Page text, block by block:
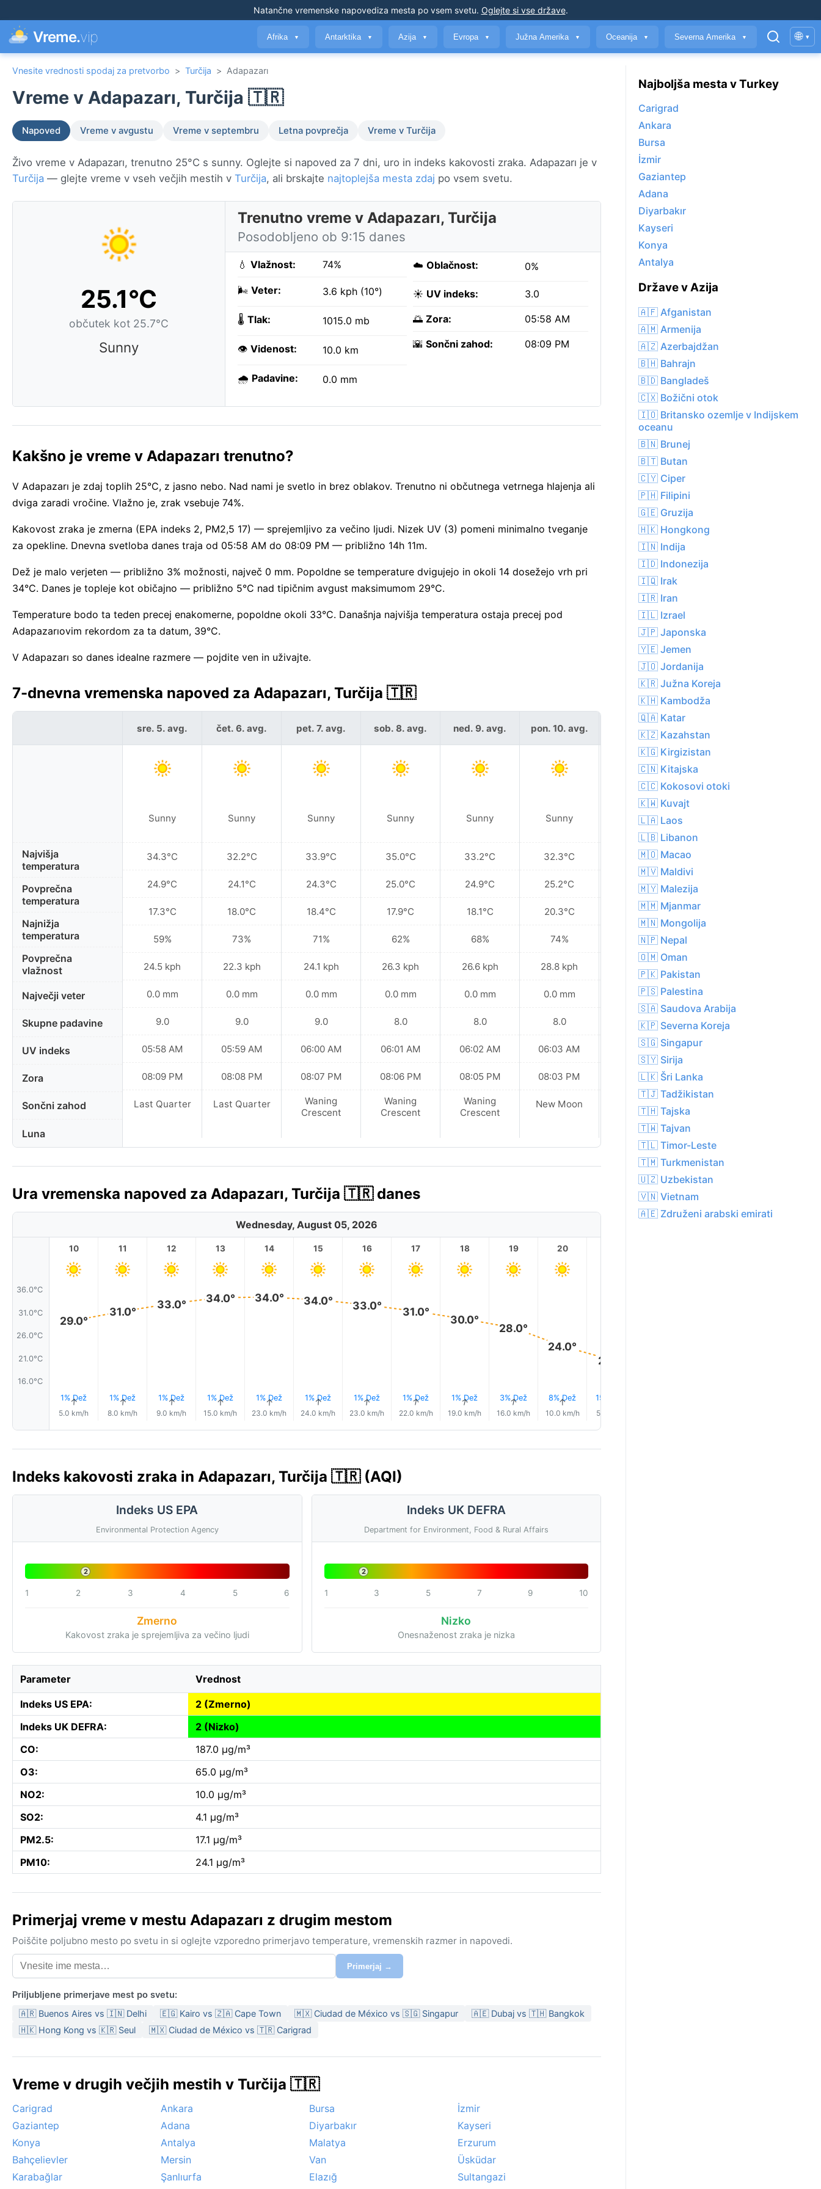
Natančne vremenske napovediza mesta po vsem svetu. Oglejte si vse države.
Vreme.vip Afrika ▼ Antarktika ▼ Azija ▼ Evropa ▼ Južna Amerika ▼ Oceanija ▼ Severna Amerika ▼ 🌐 ▾
Vnesite vrednosti spodaj za pretvorbo > Turčija > Adapazarı
Vreme v Adapazarı, Turčija 🇹🇷
Napoved Vreme v avgustu Vreme v septembru Letna povprečja Vreme v Turčija
Živo vreme v Adapazarı, trenutno 25°C s sunny. Oglejte si napoved za 7 dni, uro in indeks kakovosti zraka. Adapazarı je v
Turčija — glejte vreme v vseh večjih mestih v Turčija, ali brskajte najtoplejša mesta zdaj po vsem svetu.
25.1°C
občutek kot 25.7°C
Sunny
Trenutno vreme v Adapazarı, Turčija
Posodobljeno ob 9:15 danes
💧 Vlažnost: 74%
🌬️ Veter: 3.6 kph (10°)
🌡️ Tlak: 1015.0 mb
👁️ Videnost: 10.0 km
🌧️ Padavine: 0.0 mm
☁️ Oblačnost: 0%
☀️ UV indeks: 3.0
🌅 Zora: 05:58 AM
🌇 Sončni zahod: 08:09 PM
Kakšno je vreme v Adapazarı trenutno?
V Adapazarı je zdaj toplih 25°C, z jasno nebo. Nad nami je svetlo in brez oblakov. Trenutno ni občutnega vetrnega hlajenja ali
dviga zaradi vročine. Vlažno je, zrak vsebuje 74%.
Kakovost zraka je zmerna (EPA indeks 2, PM2,5 17) — sprejemljivo za večino ljudi. Nizek UV (3) pomeni minimalno tveganje
za opekline. Dnevna svetloba danes traja od 05:58 AM do 08:09 PM — približno 14h 11m.
Dež je malo verjeten — približno 3% možnosti, največ 0 mm. Popoldne se temperature dvigujejo in okoli 14 dosežejo vrh pri
34°C. Danes je topleje kot običajno — približno 5°C nad tipičnim avgust maksimumom 29°C.
Temperature bodo ta teden precej enakomerne, popoldne okoli 33°C. Današnja najvišja temperatura ostaja precej pod
Adapazarıovim rekordom za ta datum, 39°C.
V Adapazarı so danes idealne razmere — pojdite ven in uživajte.
7-dnevna vremenska napoved za Adapazarı, Turčija 🇹🇷
Najvišja
temperatura
Povprečna
temperatura
Najnižja
temperatura
Povprečna
vlažnost
Največji veter
Skupne padavine
UV indeks
Zora
Sončni zahod
Luna
sre. 5. avg.
Sunny
34.3°C
24.9°C
17.3°C
59%
24.5 kph
0.0 mm
9.0
05:58 AM
08:09 PM
Last Quarter
čet. 6. avg.
Sunny
32.2°C
24.1°C
18.0°C
73%
22.3 kph
0.0 mm
9.0
05:59 AM
08:08 PM
Last Quarter
pet. 7. avg.
Sunny
33.9°C
24.3°C
18.4°C
71%
24.1 kph
0.0 mm
9.0
06:00 AM
08:07 PM
Waning
Crescent
sob. 8. avg.
Sunny
35.0°C
25.0°C
17.9°C
62%
26.3 kph
0.0 mm
8.0
06:01 AM
08:06 PM
Waning
Crescent
ned. 9. avg.
Sunny
33.2°C
24.9°C
18.1°C
68%
26.6 kph
0.0 mm
8.0
06:02 AM
08:05 PM
Waning
Crescent
pon. 10. avg.
Sunny
32.3°C
25.2°C
20.3°C
74%
28.8 kph
0.0 mm
8.0
06:03 AM
08:03 PM
New Moon
tor. 11. avg.
Sunny
32.1°C
25.4°C
18.4°C
69%
0.0 mm
8.0
06:04 AM
08:02 PM
New Moon
Ura vremenska napoved za Adapazarı, Turčija 🇹🇷 danes
Wednesday, August 05, 2026
36.0°C
31.0°C
26.0°C
21.0°C
16.0°C
10
29.0°
1% Dež
↑
5.0 km/h
11
31.0°
1% Dež
↑
8.0 km/h
12
33.0°
1% Dež
↑
9.0 km/h
13
34.0°
1% Dež
↑
15.0 km/h
14
34.0°
1% Dež
↑
23.0 km/h
15
34.0°
1% Dež
↑
24.0 km/h
16
33.0°
1% Dež
↑
23.0 km/h
17
31.0°
1% Dež
↑
22.0 km/h
18
30.0°
1% Dež
↑
19.0 km/h
19
28.0°
3% Dež
↑
16.0 km/h
20
24.0°
8% Dež
↑
10.0 km/h
21.0°
15% Dež
5.0 km/h
Indeks kakovosti zraka in Adapazarı, Turčija 🇹🇷 (AQI)
Indeks US EPA
Environmental Protection Agency
2
1 2 3 4 5 6
Zmerno
Kakovost zraka je sprejemljiva za večino ljudi
Indeks UK DEFRA
Department for Environment, Food & Rural Affairs
2
1 3 5 7 9 10
Nizko
Onesnaženost zraka je nizka
Parameter Vrednost
Indeks US EPA:
2 (Zmerno)
Indeks UK DEFRA:
2 (Nizko)
CO:
187.0 µg/m³
O3:
65.0 µg/m³
NO2:
10.0 µg/m³
SO2:
4.1 µg/m³
PM2.5:
17.1 µg/m³
PM10:
24.1 µg/m³
Primerjaj vreme v mestu Adapazarı z drugim mestom
Poiščite poljubno mesto po svetu in si oglejte vzporedno primerjavo temperature, vremenskih razmer in napovedi.
Primerjaj →
Priljubljene primerjave mest po svetu:
🇦🇷 Buenos Aires vs 🇮🇳 Delhi 🇪🇬 Kairo vs 🇿🇦 Cape Town 🇲🇽 Ciudad de México vs 🇸🇬 Singapur
🇦🇪 Dubaj vs 🇹🇭 Bangkok
🇭🇰 Hong Kong vs 🇰🇷 Seul
🇲🇽 Ciudad de México vs 🇹🇷 Carigrad
Vreme v drugih večjih mestih v Turčija 🇹🇷
Carigrad Ankara Bursa
İzmir
Gaziantep
Adana Diyarbakır
Kayseri
Konya
Antalya Malatya
Erzurum
Bahçelievler
Mersin Van
Üsküdar
Karabağlar
Şanlıurfa Elazığ
Sultangazi
Najboljša mesta v Turkey
Carigrad
Ankara
Bursa
İzmir
Gaziantep
Adana
Diyarbakır
Kayseri
Konya
Antalya
Države v Azija
🇦🇫 Afganistan
🇦🇲 Armenija
🇦🇿 Azerbajdžan
🇧🇭 Bahrajn
🇧🇩 Bangladeš
🇨🇽 Božični otok
🇮🇴 Britansko ozemlje v Indijskem
oceanu
🇧🇳 Brunej
🇧🇹 Butan
🇨🇾 Ciper
🇵🇭 Filipini
🇬🇪 Gruzija
🇭🇰 Hongkong
🇮🇳 Indija
🇮🇩 Indonezija
🇮🇶 Irak
🇮🇷 Iran
🇮🇱 Izrael
🇯🇵 Japonska
🇾🇪 Jemen
🇯🇴 Jordanija
🇰🇷 Južna Koreja
🇰🇭 Kambodža
🇶🇦 Katar
🇰🇿 Kazahstan
🇰🇬 Kirgizistan
🇨🇳 Kitajska
🇨🇨 Kokosovi otoki
🇰🇼 Kuvajt
🇱🇦 Laos
🇱🇧 Libanon
🇲🇴 Macao
🇲🇻 Maldivi
🇲🇾 Malezija
🇲🇲 Mjanmar
🇲🇳 Mongolija
🇳🇵 Nepal
🇴🇲 Oman
🇵🇰 Pakistan
🇵🇸 Palestina
🇸🇦 Saudova Arabija
🇰🇵 Severna Koreja
🇸🇬 Singapur
🇸🇾 Sirija
🇱🇰 Šri Lanka
🇹🇯 Tadžikistan
🇹🇭 Tajska
🇹🇼 Tajvan
🇹🇱 Timor-Leste
🇹🇲 Turkmenistan
🇺🇿 Uzbekistan
🇻🇳 Vietnam
🇦🇪 Združeni arabski emirati